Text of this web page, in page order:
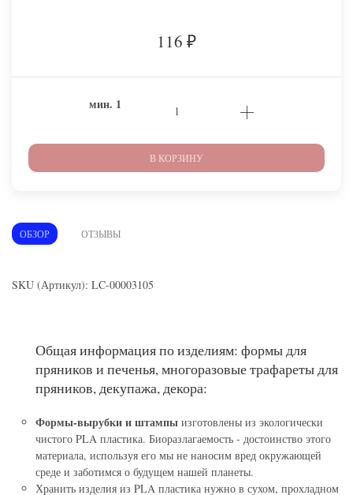
116 ₽
мин. 1
В КОРЗИНУ
ОБЗОР ОТЗЫВЫ
SKU (Артикул): LC-00003105
Общая информация по изделиям: формы для
пряников и печенья, многоразовые трафареты для
пряников, декупажа, декора:
Формы-вырубки и штампы изготовлены из экологически
чистого PLA пластика. Биоразлагаемость - достоинство этого
материала, используя его мы не наносим вред окружающей
среде и заботимся о будущем нашей планеты.
Хранить изделия из PLA пластика нужно в сухом, прохладном